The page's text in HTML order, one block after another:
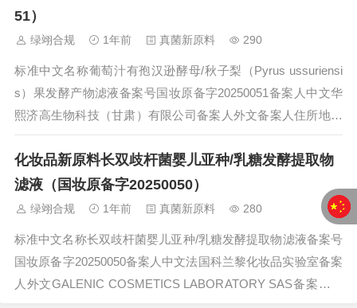
51）
绿翊合规 1年前 真菌新原料 290
标准中文名称葡萄汁有孢汉逊酵母/秋子梨（Pyrus ussuriensi
s）果发酵产物滤液备案号国妆原备字20250051备案人中文华
熙济高生物科技（甘肃）有限公司备案人外文备案人住所地址
甘肃省临夏回族自治州临夏县韩集镇姚川村惠民嘉苑小区一区
2号楼2楼备案人所在国（地区）中国境内责任人名称境内责任
人...
化妆品新原料长双歧杆菌婴儿亚种/乳糖发酵提取物
滤液（国妆原备字20250050）
绿翊合规 1年前 真菌新原料 280
标准中文名称长双歧杆菌婴儿亚种/乳糖发酵提取物滤液备案号
国妆原备字20250050备案人中文法国科兰黎化妆品实验室备案
人外文GALENIC COSMETICS LABORATORY SAS备案人住